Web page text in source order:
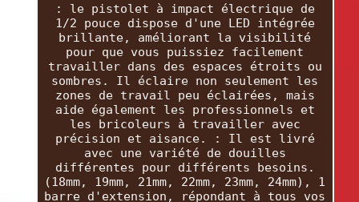
: le pistolet à impact électrique de
1/2 pouce dispose d'une LED intégrée
brillante, améliorant la visibilité
pour que vous puissiez facilement
travailler dans des espaces étroits ou
sombres. Il éclaire non seulement les
zones de travail peu éclairées, mais
aide également les professionnels et
les bricoleurs à travailler avec
précision et aisance. : Il est livré
avec une variété de douilles
différentes pour différents besoins.
(18mm, 19mm, 21mm, 22mm, 23mm, 24mm), 1
barre d'extension, répondant à tous vos